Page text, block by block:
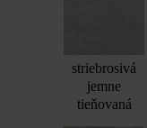
striebrosivá
jemne
tieňovaná